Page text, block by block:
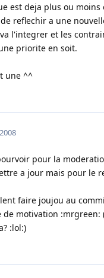
est deja plus ou moins
reflechir a une
l'integrer et les
priorite en soit.
une ^^
pour la
a jour mais pour le
faire joujou au
de motivation :mrgreen:
:lol:)